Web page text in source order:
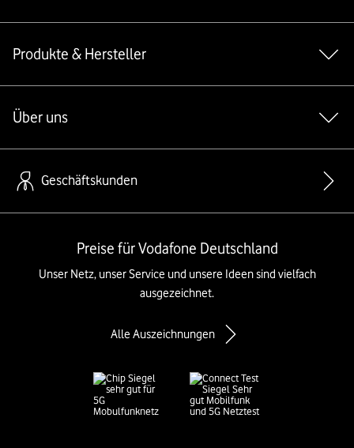
Produkte & Hersteller
Über uns
Geschäftskunden
Preise für Vodafone Deutschland
Unser Netz, unser Service und unsere Ideen sind vielfach
ausgezeichnet.
Alle Auszeichnungen